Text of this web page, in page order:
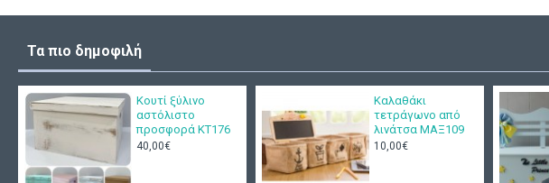
Τα πιο δημοφιλή
Κουτί ξύλινο
αστόλιστο
προσφορά ΚΤ176
40,00€
Καλαθάκι
τετράγωνο από
λινάτσα ΜΑΞ109
10,00€